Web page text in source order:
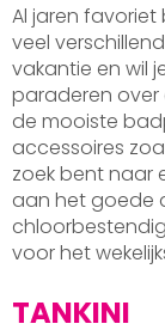
Al jaren favoriet
veel
vakantie en wil
paraderen over
de mooiste
accessoires
zoek bent naar
aan het goede
voor het
TANKINI